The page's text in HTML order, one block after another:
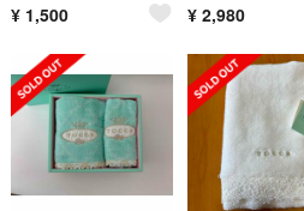
¥ 1,500 ¥ 2,980